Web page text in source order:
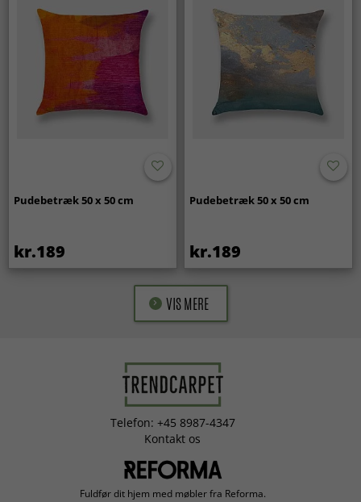
Pudebetræk 50 x 50 cm
kr.189
Pudebetræk 50 x 50 cm
kr.189
VIS MERE
Telefon: +45 8987-4347
Kontakt os
Fuldfør dit hjem med møbler fra Reforma.